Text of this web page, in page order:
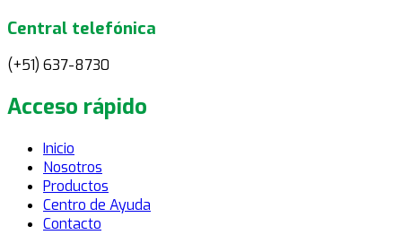
Central telefónica
(+51) 637-8730
Acceso rápido
Inicio
Nosotros
Productos
Centro de Ayuda
Contacto